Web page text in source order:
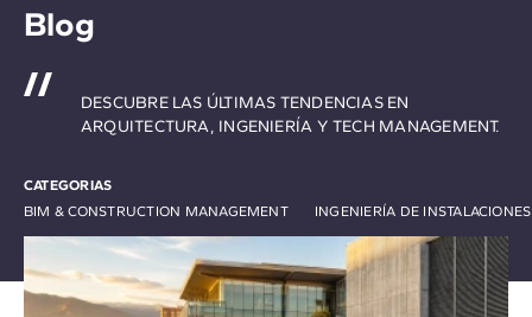
Blog
CATEGORIAS
BIM & CONSTRUCTION MANAGEMENT
INGENIERÍA DE
DESCUBRE LAS ÚLTIMAS TENDENCIAS EN
ARQUITECTURA, INGENIERÍA Y TECH MANAGEMENT.